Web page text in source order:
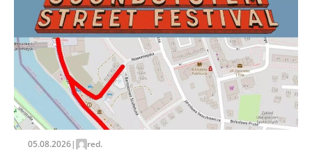
Zapamiętaj moje dane w tej przeglądarce podczas
pisania kolejnych komentarzy.
05.08.2026| red.